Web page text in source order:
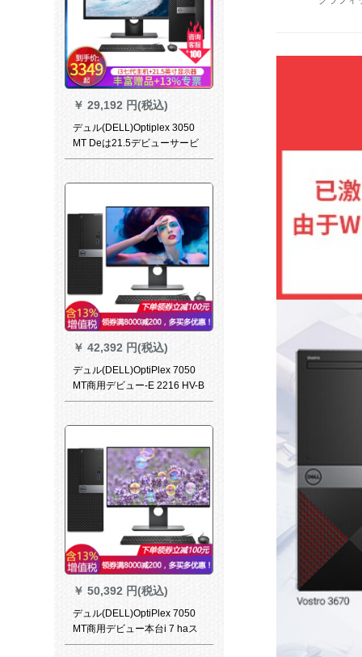
￥ 29,192 円(税込)
デュル(DELL)Optiplex 3050
MT Deは21.5デビューサービ
ス用のデビューモデル2216
￥ 42,392 円(税込)
デュル(DELL)OptiPlex 7050
MT商用デビュー-E 2216 HV-B
7040 MTレベル7040 MTビデ
す。
￥ 50,392 円(税込)
デュル(DELL)OptiPlex 7050
MT商用デビュー本台i 7 haス
ペアアス版WIN 7ベル23.8イ